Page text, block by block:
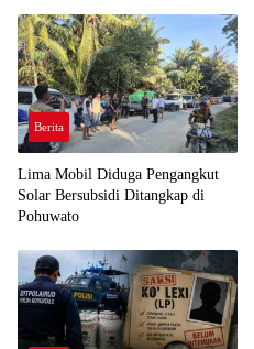
Berita
Lima Mobil Diduga Pengangkut
Solar Bersubsidi Ditangkap di
Pohuwato